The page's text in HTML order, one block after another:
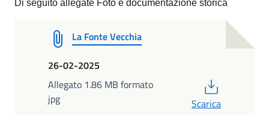
Di seguito allegate Foto e documentazione storica
La Fonte Vecchia
26-02-2025
Allegato 1.86 MB formato
jpg
Scarica